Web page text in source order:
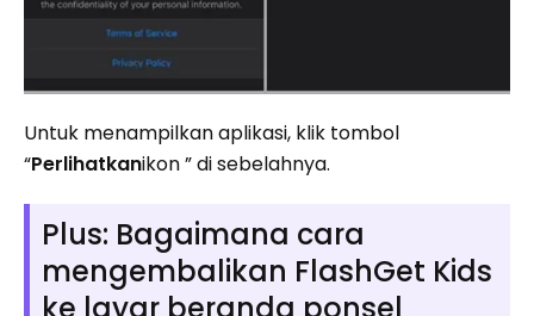
Untuk menampilkan aplikasi, klik tombol
“Perlihatkanikon ” di sebelahnya.
Plus: Bagaimana cara
mengembalikan FlashGet Kids
ke layar beranda ponsel